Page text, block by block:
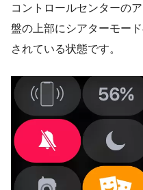
コントロールセンターの
盤の上部にシアターモー
されている状態です。